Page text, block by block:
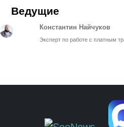
Ведущие
Константин Найчуков
Эксперт по работе с платным